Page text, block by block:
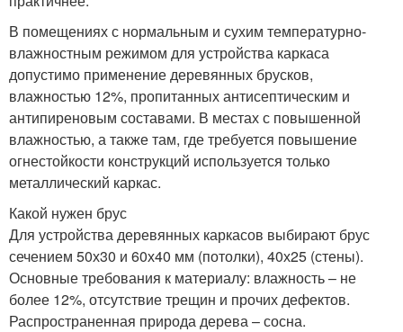
В помещениях с нормальным и сухим температурно-
влажностным режимом для устройства каркаса
допустимо применение деревянных брусков,
влажностью 12%, пропитанных антисептическим и
антипиреновым составами. В местах с повышенной
влажностью, а также там, где требуется повышение
огнестойкости конструкций используется только
металлический каркас.
Какой нужен брус
Для устройства деревянных каркасов выбирают брус
сечением 50х30 и 60х40 мм (потолки), 40х25 (стены).
Основные требования к материалу: влажность – не
более 12%, отсутствие трещин и прочих дефектов.
Распространенная природа дерева – сосна.